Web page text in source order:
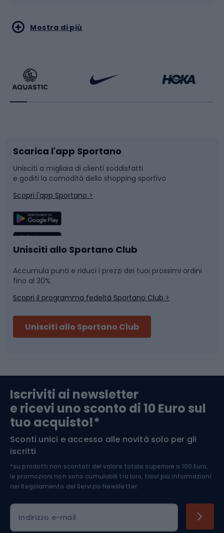
Sport acquatici
Bikepacking
Bushcraft
Corsa
Sport di squadra
Caschi da ciclismo
Skitouring
Abbigliamento da escursionismo
Sport di arti marziali
Sport con le racchette
Slitte e slittini
Snowboard
Camminata nordica
Nuoto
Pattinaggio
Componenti per biciclette
Arrampicata
Medicina dello sport
Abbigliamento ciclistico
Mostra di più
Scarica l'app Sportano
Unisciti a migliaia di clienti soddisfatti
e goditi la comodità dello shopping sportivo
Scopri l'app Sportano >
Unisciti allo Sportano Club
Accumula punti e riduci i prezzi dei tuoi prossimi ordini
fino al 30%
Scopri il programma fedeltà Sportano Club >
Unisciti allo Sportano Club
Iscriviti ai newsletter
e ricevi uno sconto di 10 Euro sul
tuo acquisto!*
Sconti unici e accesso alle novità solo per gli
iscritti
*su prodotti non scontati del valore totale superiore a 100 Euro,
le promozioni non sono cumulabili tra loro, trovi più informazioni
nel Regolamento del Servizio Newsletter.
Indirizzo e-mail